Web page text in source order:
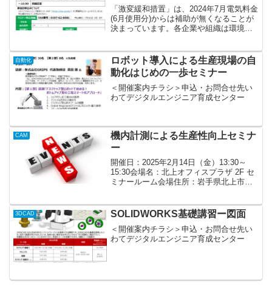
「激変緩和措置」は、2024年7月電気料金
(6月使用分)からは補助が無くなることが
決まっています。各企業や組織は環境に
スフォーメンション）を推進しなければ
なりません。...
自動化
ロボット導入による生産現場の自
動化はじめの一歩セミナー
＜開催案内チラシ＞申込・お問合せ先い
わてデジタルエンジニア育成センター
CAM
機内計測による生産性向上セミナ
ー
開催日：2025年2月14日（金）13:30～
15:30会場名：北上オフィスプラザ 2F セ
ミナールーム会場住所：岩手県北上市相
ワークの計測は欠かせない重要な工程
3DCAD SOLIDWORKS基礎講習ー図面
＜開催案内チラシ＞申込・お問合せ先い
わてデジタルエンジニア育成センター